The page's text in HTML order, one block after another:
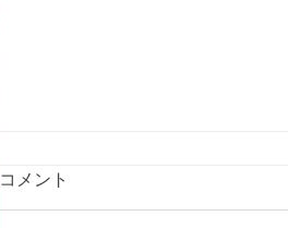
オンライン予約開始しました
７月１３日（月）より、高濃度ビ
コメント